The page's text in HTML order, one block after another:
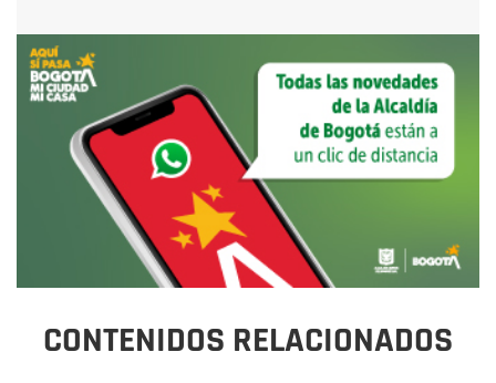
CONTENIDOS RELACIONADOS